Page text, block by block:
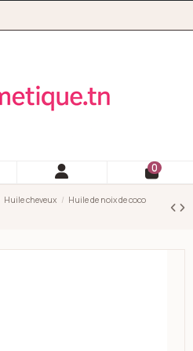
0
Huile cheveux
Huile de noix de coco